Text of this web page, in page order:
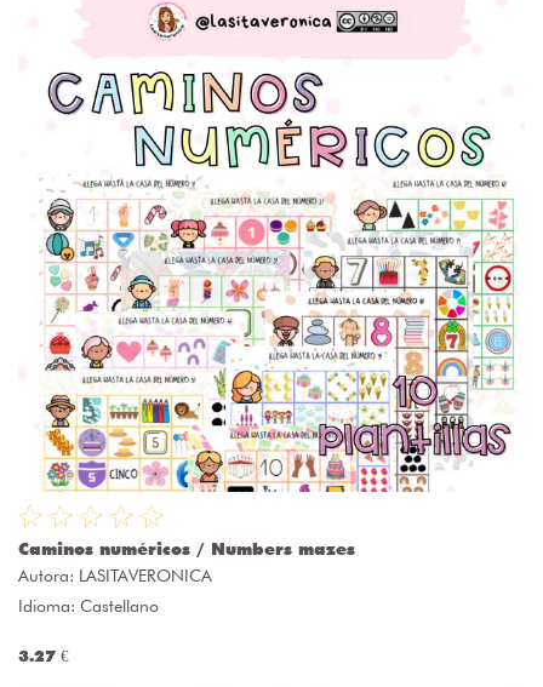
Caminos numéricos / Numbers mazes
Autora: LASITAVERONICA
Idioma: Castellano
3.27 €